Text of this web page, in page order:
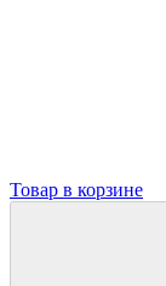
Товар в корзине